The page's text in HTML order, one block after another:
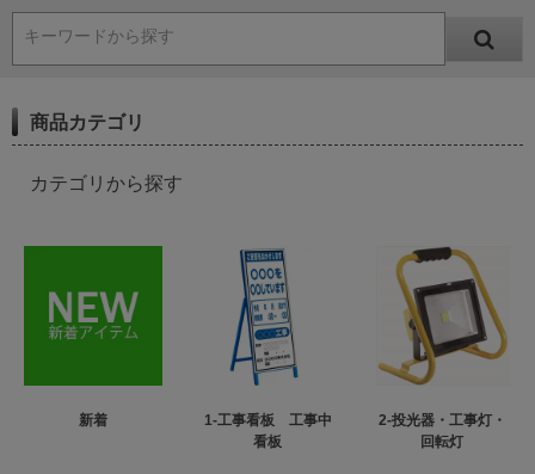
キーワードから探す
商品カテゴリ
カテゴリから探す
新着
1-工事看板 工事中
看板
2-投光器・工事灯・
回転灯